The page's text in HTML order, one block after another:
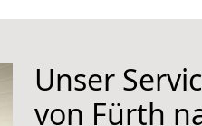
Unser
von Fürth